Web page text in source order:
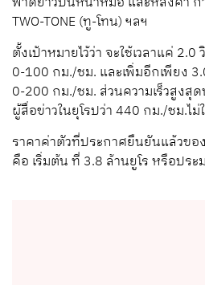
TWO-TONE (ทู-โทน) ฯลฯ
ตั้งเป้าหมายไว้ว่า จะใช้เวลาแค่
0-100 กม./ชม. และเพิ่มอีกเพียง
0-200 กม./ชม. ส่วนความเร็วสูง
ผู้สื่อข่าวในยุโรปว่า 440 กม./ชม.ไม่
ราคาค่าตัวที่ประกาศยืนยันแล้วข
คือ เริ่มต้น ที่ 3.8 ล้านยูโร หรือปร